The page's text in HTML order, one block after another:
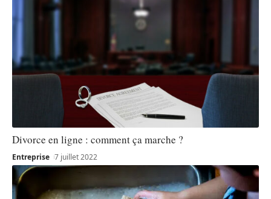
Divorce en ligne : comment ça marche ?
Entreprise 7 juillet 2022